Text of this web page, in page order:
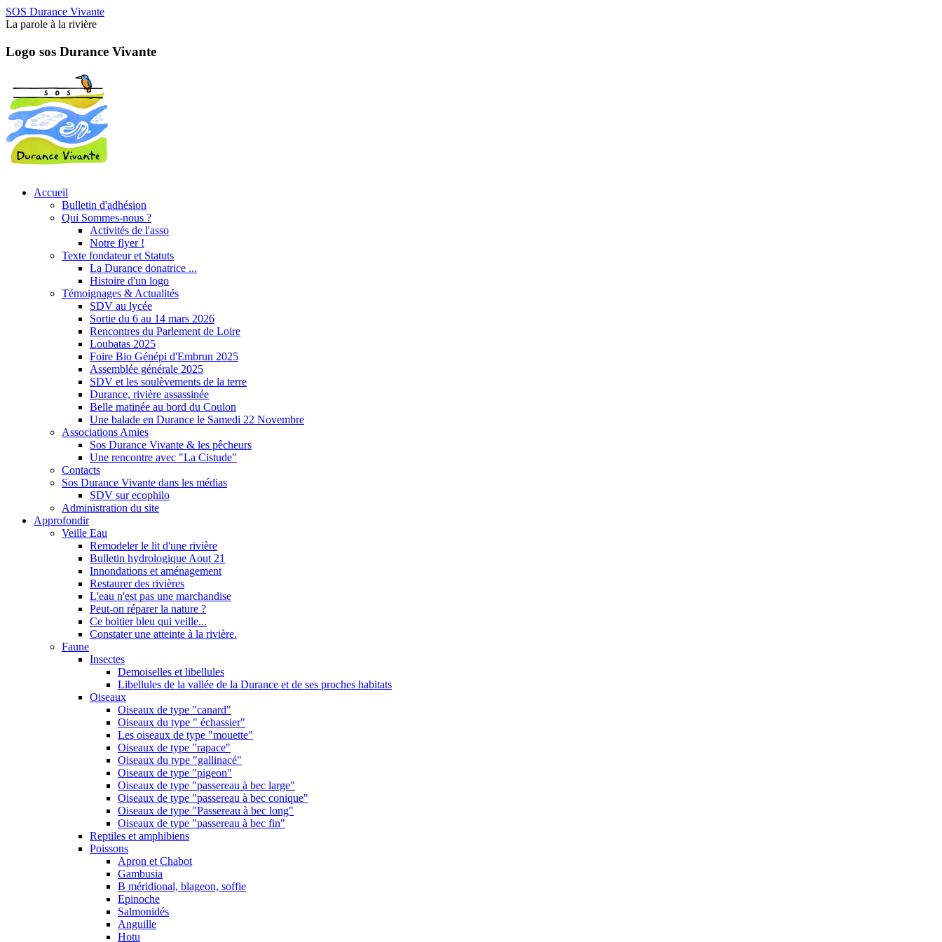
SOS Durance Vivante
La parole à la rivière
Logo sos Durance Vivante
Accueil
Bulletin d'adhésion
Qui Sommes-nous ?
Activités de l'asso
Notre flyer !
Texte fondateur et Statuts
La Durance donatrice ...
Histoire d'un logo
Témoignages & Actualités
SDV au lycée
Sortie du 6 au 14 mars 2026
Rencontres du Parlement de Loire
Loubatas 2025
Foire Bio Génépi d'Embrun 2025
Assemblée générale 2025
SDV et les soulèvements de la terre
Durance, rivière assassinée
Belle matinée au bord du Coulon
Une balade en Durance le Samedi 22 Novembre
Associations Amies
Sos Durance Vivante & les pêcheurs
Une rencontre avec "La Cistude"
Contacts
Sos Durance Vivante dans les médias
SDV sur ecophilo
Administration du site
Approfondir
Veille Eau
Remodeler le lit d'une rivière
Bulletin hydrologique Aout 21
Innondations et aménagement
Restaurer des rivières
L'eau n'est pas une marchandise
Peut-on réparer la nature ?
Ce boitier bleu qui veille...
Constater une atteinte à la rivière.
Faune
Insectes
Demoiselles et libellules
Libellules de la vallée de la Durance et de ses proches habitats
Oiseaux
Oiseaux de type "canard"
Oiseaux du type " échassier"
Les oiseaux de type "mouette"
Oiseaux de type "rapace"
Oiseaux du type "gallinacé"
Oiseaux de type "pigeon"
Oiseaux de type "passereau à bec large"
Oiseaux de type "passereau à bec conique"
Oiseaux de type "Passereau à bec long"
Oiseaux de type "passereau à bec fin"
Reptiles et amphibiens
Poissons
Apron et Chabot
Gambusia
B méridional, blageon, soffie
Epinoche
Salmonidés
Anguille
Hotu